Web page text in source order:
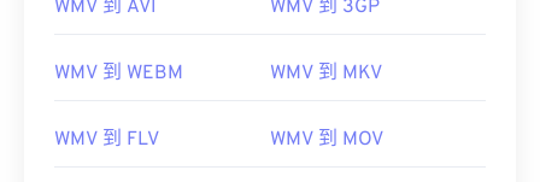
WMV 到 AVI WMV 到 3GP
WMV 到 WEBM WMV 到 MKV
WMV 到 FLV WMV 到 MOV